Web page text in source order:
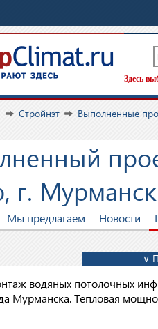
Здесь
Стройнэт Выполненные
г. Мурманск
Мы предлагаем Новости
∨
водяных потолочных
Мурманска. Тепловая